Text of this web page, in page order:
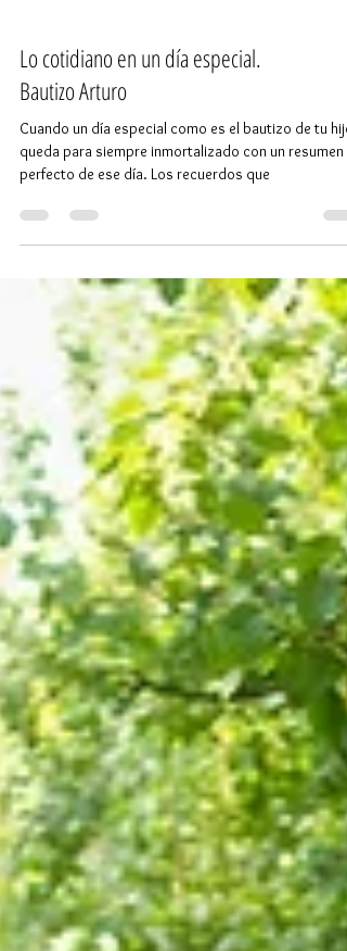
Lo cotidiano en un día especial.
Bautizo Arturo
Cuando un día especial como es el bautizo de tu hijo
queda para siempre inmortalizado con un resumen
perfecto de ese día. Los recuerdos que